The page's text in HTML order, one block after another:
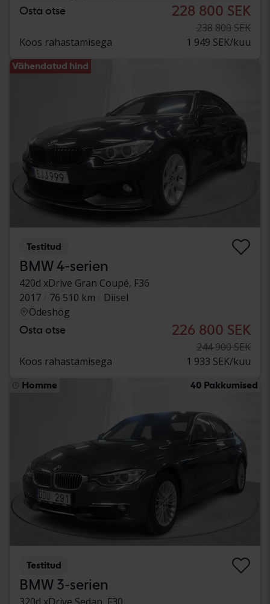
Osta otse 228 800 SEK
238 800 SEK
Koos rahastamisega
1 949 SEK/kuu
Vähendatud hind
Testitud
BMW 4-serien
420d xDrive Gran Coupé, F36
2017
76 510 km
Diisel
Ödeshög
Osta otse 226 800 SEK
244 900 SEK
Koos rahastamisega
1 933 SEK/kuu
Homme 40 Pakkumised
Testitud
BMW 3-serien